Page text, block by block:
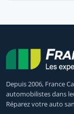
Depuis 2006, France
automobilistes dans
Réparez votre auto